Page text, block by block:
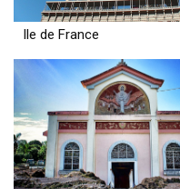
Ile de France